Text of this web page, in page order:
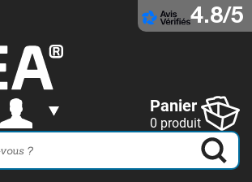
4.8/5
Panier
0 produit